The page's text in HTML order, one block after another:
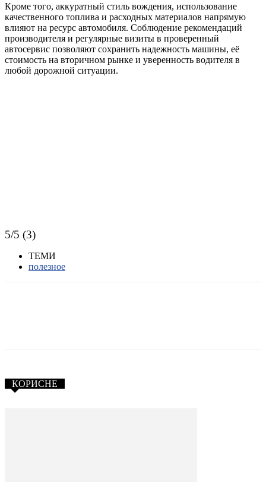
Кроме того, аккуратный стиль вождения, использование
качественного топлива и расходных материалов напрямую
влияют на ресурс автомобиля. Соблюдение рекомендаций
производителя и регулярные визиты в проверенный
автосервис позволяют сохранить надежность машины, её
стоимость на вторичном рынке и уверенность водителя в
любой дорожной ситуации.
5/5 (3)
ТЕМИ
полезное
КОРИСНЕ